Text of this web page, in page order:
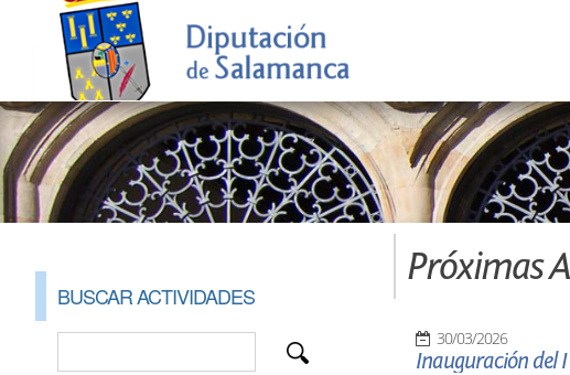
BUSCAR ACTIVIDADES
Próximas
30/03/2026
Inauguración del I